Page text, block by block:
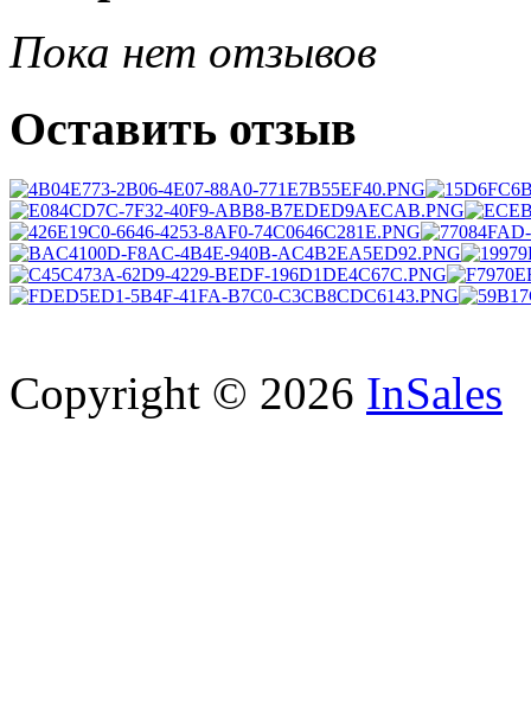
Пока нет отзывов
Оставить отзыв
Copyright © 2026 InSales